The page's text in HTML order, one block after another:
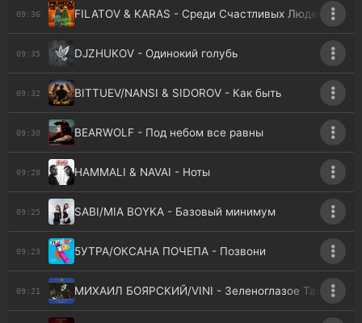
09:36 FILATOV & KARAS - Среди Счастливых Людей
09:35 DJZHUKOV - Одинокий голубь
09:32 BITTUEV/NANSI & SIDOROV - Как быть
09:30 BEARWOLF - Под небом все равны
09:28 HAMMALI & NAVAI - Ноты
09:25 SABI/MIA BOYKA - Базовый минимум
09:23 5УТРА/ОКСАНА ПОЧЕПА - Позвони
09:21 МИХАИЛ БОЯРСКИЙ/VINI - Зеленоглазое Такси